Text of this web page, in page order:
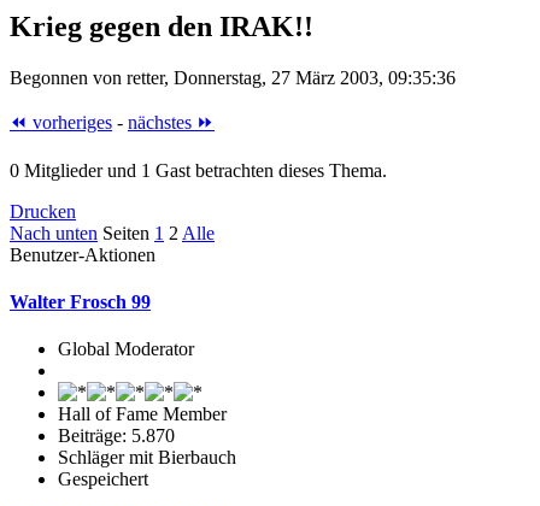
Krieg gegen den IRAK!!
Begonnen von retter, Donnerstag, 27 März 2003, 09:35:36
⏪ vorheriges - nächstes ⏩
0 Mitglieder und 1 Gast betrachten dieses Thema.
Drucken
Nach unten Seiten 1 2 Alle
Benutzer-Aktionen
Walter Frosch 99
Global Moderator
Hall of Fame Member
Beiträge: 5.870
Schläger mit Bierbauch
Gespeichert